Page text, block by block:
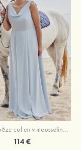
114 €